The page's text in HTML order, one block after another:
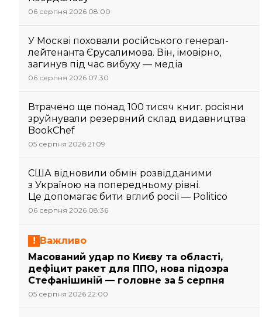
06 серпня 2026 08:00
У Москві поховали російського генерал-
лейтенанта Єрусалимова. Він, імовірно,
загинув під час вибуху — медіа
06 серпня 2026 07:30
Втрачено ще понад 100 тисяч книг. росіяни
зруйнували резервний склад видавництва
BookChef
05 серпня 2026 21:09
США відновили обмін розвідданими
з Україною на попередньому рівні.
Це допомагає бити вглиб росії — Politico
06 серпня 2026 08:36
Важливо
Масований удар по Києву та області,
дефіцит ракет для ППО, нова підозра
Стефанішиній — головне за 5 серпня
05 серпня 2026 22:00